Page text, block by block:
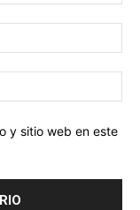
y sitio web en este